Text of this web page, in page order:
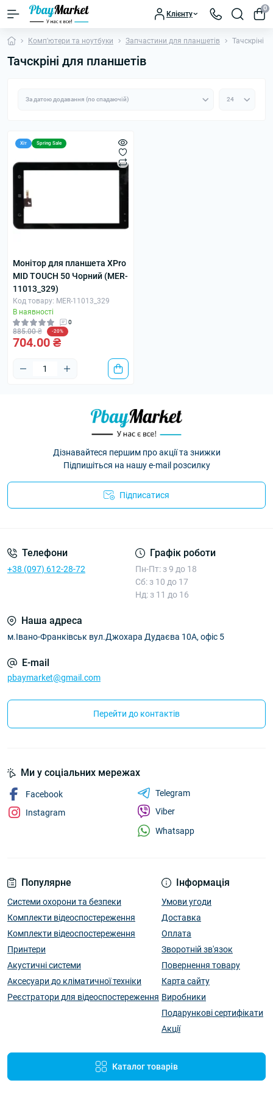
Клієнту
0
Комп'ютери та ноутбуки Запчастини для планшетів Тачскріні
Тачскріні для планшетів
Хіт Spring Sale
Монітор для планшета XPro
MID TOUCH 50 Чорний (MER-
11013_329)
Код товару: MER-11013_329
В наявності
0
885.00 ₴ -20%
704.00 ₴
Дізнавайтеся першим про акції та знижки
Підпишіться на нашу e-mail розсилку
Підписатися
Телефони
+38 (097) 612-28-72
Графік роботи
Пн-Пт: з 9 до 18
Сб: з 10 до 17
Нд: з 11 до 16
Наша адреса
м.Івано-Франківськ вул.Джохара Дудаєва 10А, офіс 5
E-mail
pbaymarket@gmail.com
Перейти до контактів
Популярне
Системи охорони та безпеки
Комплекти відеоспостереження
Комплекти відеоспостереження
Принтери
Акустичні системи
Аксесуари до кліматичної техніки
Реєстратори для відеоспостереження
Інформація
Умови угоди
Доставка
Оплата
Зворотній зв'язок
Повернення товару
Карта сайту
Виробники
Подарункові сертифікати
Акції
Каталог товарів
Ми у соціальних мережах
Facebook
Instagram
Telegram
Viber
Whatsapp